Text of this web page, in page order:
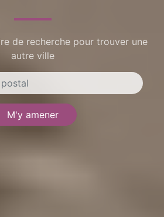
de recherche pour trouver une
autre ville
M'y amener